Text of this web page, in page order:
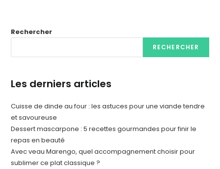
Rechercher
RECHERCHER
Les derniers articles
Cuisse de dinde au four : les astuces pour une viande tendre
et savoureuse
Dessert mascarpone : 5 recettes gourmandes pour finir le
repas en beauté
Avec veau Marengo, quel accompagnement choisir pour
sublimer ce plat classique ?